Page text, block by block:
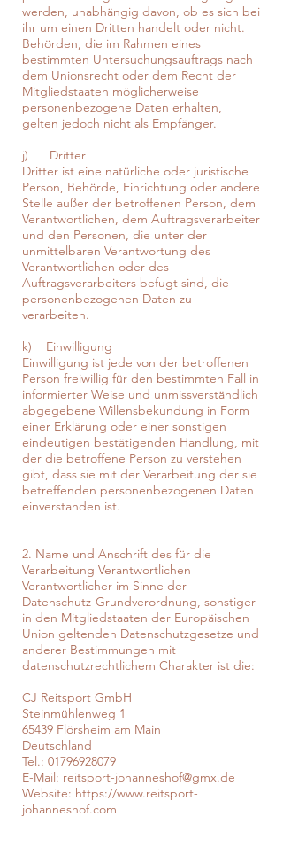
werden, unabhängig davon, ob es sich bei
ihr um einen Dritten handelt oder nicht.
Behörden, die im Rahmen eines
bestimmten Untersuchungsauftrags nach
dem Unionsrecht oder dem Recht der
Mitgliedstaaten möglicherweise
personenbezogene Daten erhalten,
gelten jedoch nicht als Empfänger.
j) Dritter
Dritter ist eine natürliche oder juristische
Person, Behörde, Einrichtung oder andere
Stelle außer der betroffenen Person, dem
Verantwortlichen, dem Auftragsverarbeiter
und den Personen, die unter der
unmittelbaren Verantwortung des
Verantwortlichen oder des
Auftragsverarbeiters befugt sind, die
personenbezogenen Daten zu
verarbeiten.
k) Einwilligung
Einwilligung ist jede von der betroffenen
Person freiwillig für den bestimmten Fall in
informierter Weise und unmissverständlich
abgegebene Willensbekundung in Form
einer Erklärung oder einer sonstigen
eindeutigen bestätigenden Handlung, mit
der die betroffene Person zu verstehen
gibt, dass sie mit der Verarbeitung der sie
betreffenden personenbezogenen Daten
einverstanden ist.
2. Name und Anschrift des für die
Verarbeitung Verantwortlichen
Verantwortlicher im Sinne der
Datenschutz-Grundverordnung, sonstiger
in den Mitgliedstaaten der Europäischen
Union geltenden Datenschutzgesetze und
anderer Bestimmungen mit
datenschutzrechtlichem Charakter ist die:
CJ Reitsport GmbH
Steinmühlenweg 1
65439 Flörsheim am Main
Deutschland
Tel.: 01796928079
E-Mail: reitsport-johanneshof@gmx.de
Website: https://www.reitsport-
johanneshof.com